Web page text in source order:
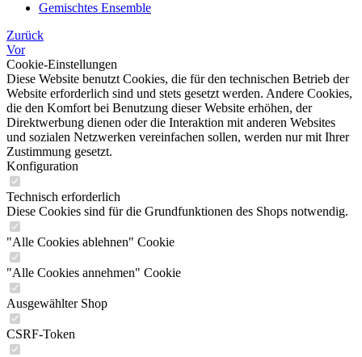
Gemischtes Ensemble
Zurück
Vor
Cookie-Einstellungen
Diese Website benutzt Cookies, die für den technischen Betrieb der
Website erforderlich sind und stets gesetzt werden. Andere Cookies,
die den Komfort bei Benutzung dieser Website erhöhen, der
Direktwerbung dienen oder die Interaktion mit anderen Websites
und sozialen Netzwerken vereinfachen sollen, werden nur mit Ihrer
Zustimmung gesetzt.
Konfiguration
Technisch erforderlich
Diese Cookies sind für die Grundfunktionen des Shops notwendig.
"Alle Cookies ablehnen" Cookie
"Alle Cookies annehmen" Cookie
Ausgewählter Shop
CSRF-Token